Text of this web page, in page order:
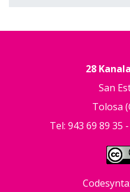
28
San
Tolosa
Tel: 943 69 89 35 -